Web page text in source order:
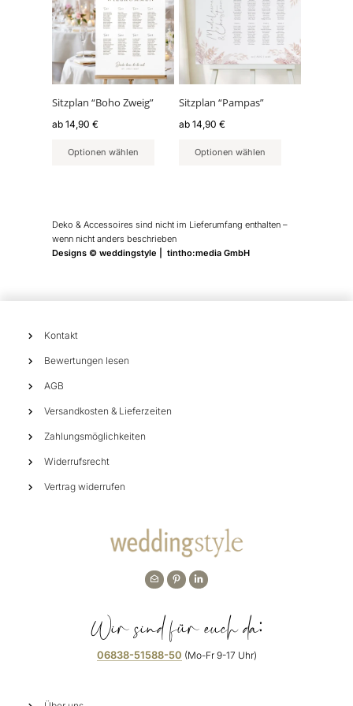
Sitzplan “Boho Zweig”
ab 14,90 €
Optionen wählen
mehrere
Varianten
Die
Optionen
können
auf
Produktseite
Sitzplan “Pampas”
ab14,90€
Optionen wählen
mehrere
Varianten
auf.
Die
Optionen
können
auf
Produktseite
Deko & Accessoires sind nicht im Lieferumfang enthalten –
wenn nicht anders beschrieben
Designs © weddingstyle | tintho:media GmbH
Kontakt
Bewertungen lesen
AGB
Versandkosten & Lieferzeiten
Zahlungsmöglichkeiten
Widerrufsrecht
Vertrag widerrufen
Wir sind für euch da:
06838-51588-50 (Mo-Fr 9-17 Uhr)